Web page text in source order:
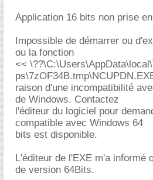
Application 16 bits non prise
Impossible de démarrer ou
ou la fonction
<<
raison d'une incompatibilité
de Windows. Contactez
l'éditeur du logiciel pour
compatible avec Windows 64
bits est disponible.
L'éditeur de l'EXE m'a informé
de version 64Bits.